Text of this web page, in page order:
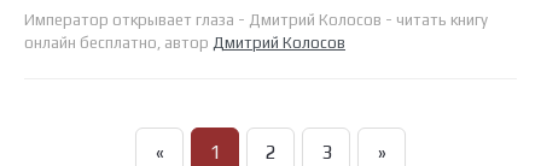
Император открывает глаза - Дмитрий Колосов - читать книгу
онлайн бесплатно, автор Дмитрий Колосов
« 1 2 3 »